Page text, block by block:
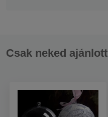
Csak neked ajánlott